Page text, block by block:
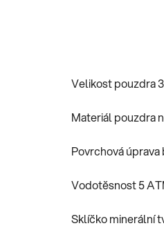
Velikost pouzdra
Materiál pouzdra
Povrchová
Vodotěsnost 5
Sklíčko minerální